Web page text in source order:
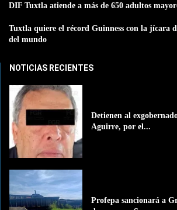
DIF Tuxtla atiende a más de 650 adultos
Tuxtla quiere el récord Guinness con la jícara
del mundo
NOTICIAS RECIENTES
Detienen al
Aguirre, por el...
Profepa sancionará a